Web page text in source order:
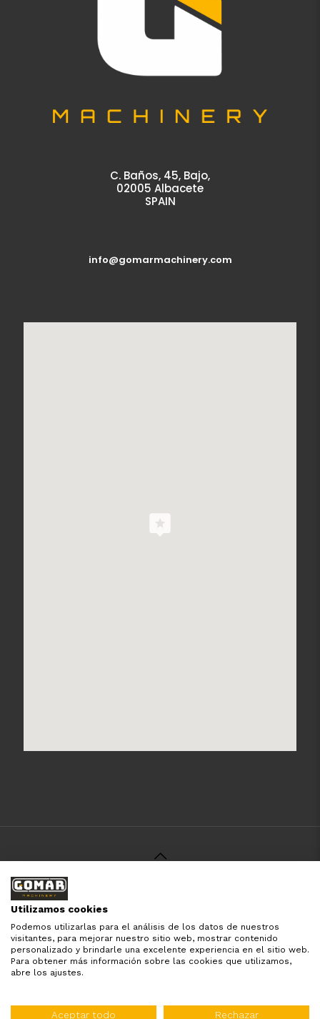
C. Baños, 45, Bajo,
02005 Albacete
SPAIN
info@gomarmachinery.com
© 2021 Gomar Machinery -
Privacidad
Todas las marcas aquí mencionadas son de simple
referencia, es solo para especificar los productos que
comercializamos y el servicio que brindamos. Nuestra
empresa respeta todos los derechos de marca reservados
Diseñado por:
Utilizamos cookies
Podemos utilizarlas para el análisis de los datos de nuestros
visitantes, para mejorar nuestro sitio web, mostrar contenido
personalizado y brindarle una excelente experiencia en el sitio web.
Para obtener más información sobre las cookies que utilizamos,
abre los ajustes.
Aceptar todo Rechazar